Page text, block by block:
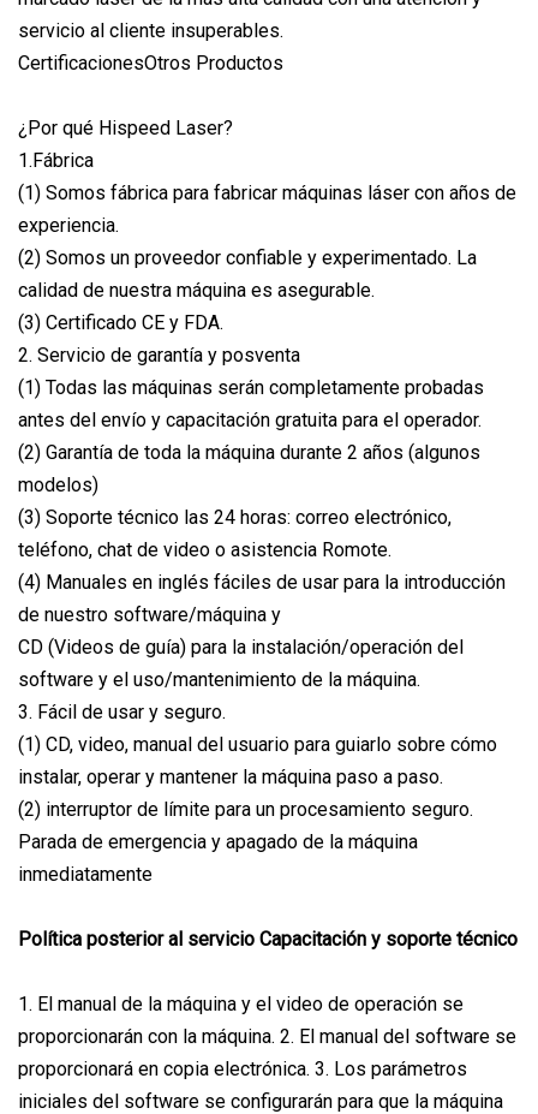
servicio al cliente insuperables.
CertificacionesOtros Productos
¿Por qué Hispeed Laser?
1.Fábrica
(1) Somos fábrica para fabricar máquinas láser con años de
experiencia.
(2) Somos un proveedor confiable y experimentado. La
calidad de nuestra máquina es asegurable.
(3) Certificado CE y FDA.
2. Servicio de garantía y posventa
(1) Todas las máquinas serán completamente probadas
antes del envío y capacitación gratuita para el operador.
(2) Garantía de toda la máquina durante 2 años (algunos
modelos)
(3) Soporte técnico las 24 horas: correo electrónico,
teléfono, chat de video o asistencia Romote.
(4) Manuales en inglés fáciles de usar para la introducción
de nuestro software/máquina y
CD (Videos de guía) para la instalación/operación del
software y el uso/mantenimiento de la máquina.
3. Fácil de usar y seguro.
(1) CD, video, manual del usuario para guiarlo sobre cómo
instalar, operar y mantener la máquina paso a paso.
(2) interruptor de límite para un procesamiento seguro.
Parada de emergencia y apagado de la máquina
inmediatamente
Política posterior al servicio Capacitación y soporte técnico
1. El manual de la máquina y el video de operación se
proporcionarán con la máquina. 2. El manual del software se
proporcionará en copia electrónica. 3. Los parámetros
iniciales del software se configurarán para que la máquina